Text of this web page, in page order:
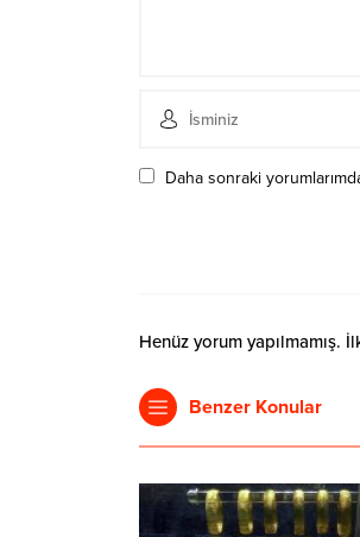
Daha sonraki
Henüz yorum yapılmamış.
Benzer Konular